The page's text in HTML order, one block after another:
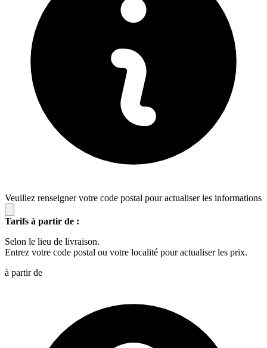
Veuillez renseigner votre code postal pour actualiser les informations
Tarifs à partir de :
Selon le lieu de livraison.
Entrez votre code postal ou votre localité pour actualiser les prix.
à partir de